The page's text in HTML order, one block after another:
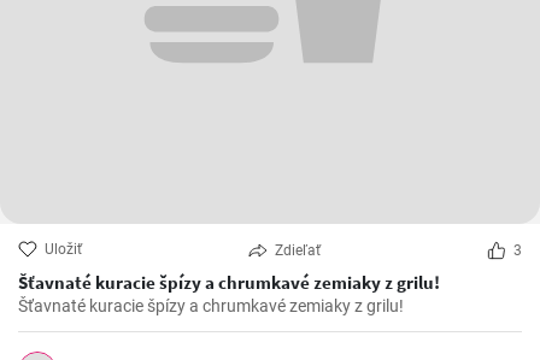
Uložiť Zdieľať 3
Šťavnaté kuracie špízy a chrumkavé zemiaky z grilu!
Šťavnaté kuracie špízy a chrumkavé zemiaky z grilu!